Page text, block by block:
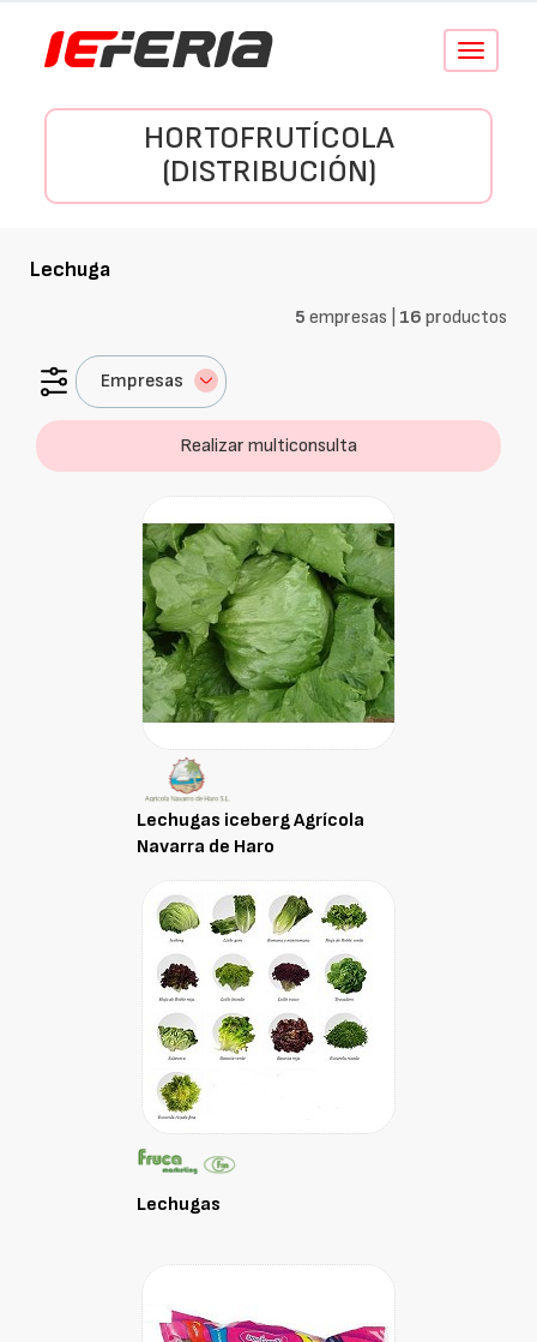
Conmutar
HORTOFRUTÍCOLA
(DISTRIBUCIÓN)
Lechuga
5 empresas | 16 productos
Empresas
Realizar multiconsulta
Lechugas iceberg Agrícola
Navarra de Haro
Lechugas